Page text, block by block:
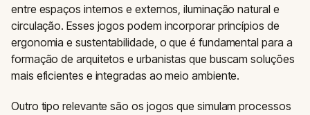
entre espaços internos e externos, iluminação natural e
circulação. Esses jogos podem incorporar princípios de
ergonomia e sustentabilidade, o que é fundamental para a
formação de arquitetos e urbanistas que buscam soluções
mais eficientes e integradas ao meio ambiente.
Outro tipo relevante são os jogos que simulam processos